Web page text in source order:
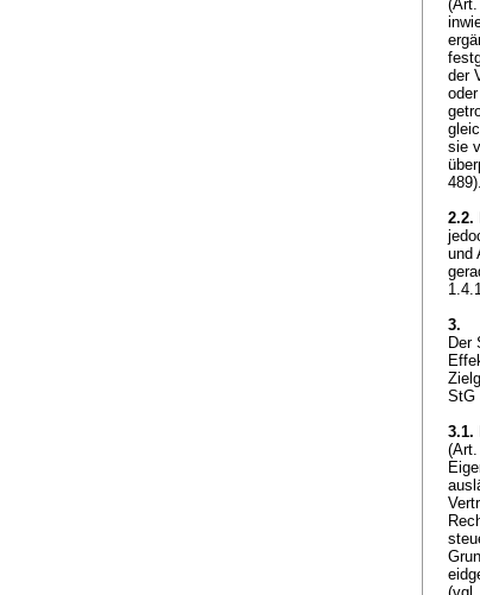
(
der
sie
2.2.
und
3.
Der
StG
3.1.
(